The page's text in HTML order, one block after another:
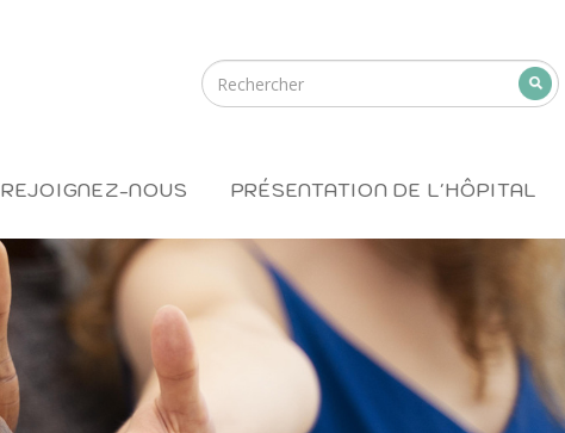
REJOIGNEZ-NOUS PRÉSENTATION DE L'HÔPITAL